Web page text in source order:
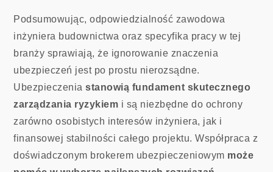
Podsumowując, odpowiedzialność zawodowa
inżyniera budownictwa oraz specyfika pracy w tej
branży sprawiają, że ignorowanie znaczenia
ubezpieczeń jest po prostu nierozsądne.
Ubezpieczeniastanowią fundament skutecznego
zarządzania ryzykiem i są niezbędne do ochrony
zarówno osobistych interesów inżyniera, jak i
finansowej stabilności całego projektu. Współpraca z
doświadczonym brokerem ubezpieczeniowym może